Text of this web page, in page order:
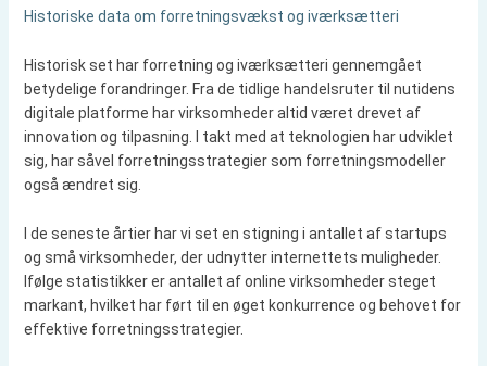
Historiske data om forretningsvækst og iværksætteri
Historisk set har forretning og iværksætteri gennemgået
betydelige forandringer. Fra de tidlige handelsruter til nutidens
digitale platforme har virksomheder altid været drevet af
innovation og tilpasning. I takt med at teknologien har udviklet
sig, har såvel forretningsstrategier som forretningsmodeller
også ændret sig.
I de seneste årtier har vi set en stigning i antallet af startups
og små virksomheder, der udnytter internettets muligheder.
Ifølge statistikker er antallet af online virksomheder steget
markant, hvilket har ført til en øget konkurrence og behovet for
effektive forretningsstrategier.